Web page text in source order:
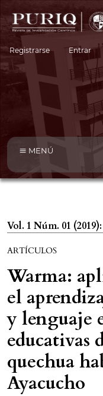
Registrarse Entrar
MENÚ
Vol. 1 Núm. 01
ARTÍCULOS
Warma:
el
y lenguaje
educativas
quechua
Ayacucho